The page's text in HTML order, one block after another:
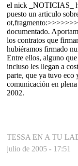
el nick _NOTICIAS_
puesto un articulo
documentado.
los contratos que
hubiéramos firmado
Entre ellos, alguno
incluso les llegan a
parte, que ya tuvo eco
comunicación en
2002.
TESSA EN A TU
julio de 2005 - 17:51